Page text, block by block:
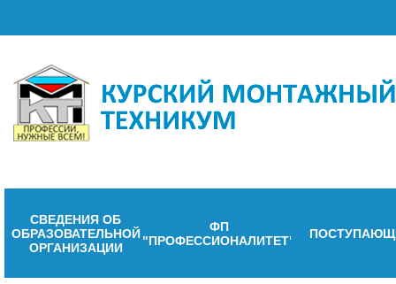
СВЕДЕНИЯ ОБ
ОБРАЗОВАТЕЛЬНОЙ
ОРГАНИЗАЦИИ
ФП
"ПРОФЕССИОНАЛИТЕТ"